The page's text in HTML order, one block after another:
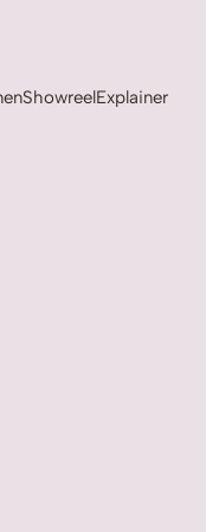
ShowreelExplainer